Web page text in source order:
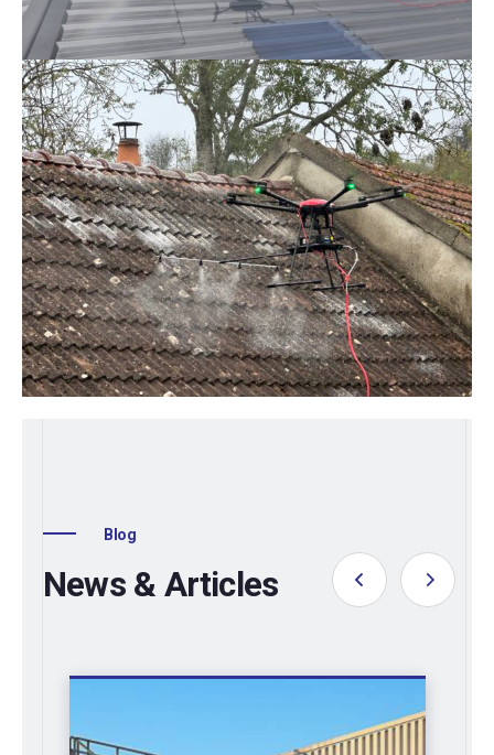
Blog
News & Articles